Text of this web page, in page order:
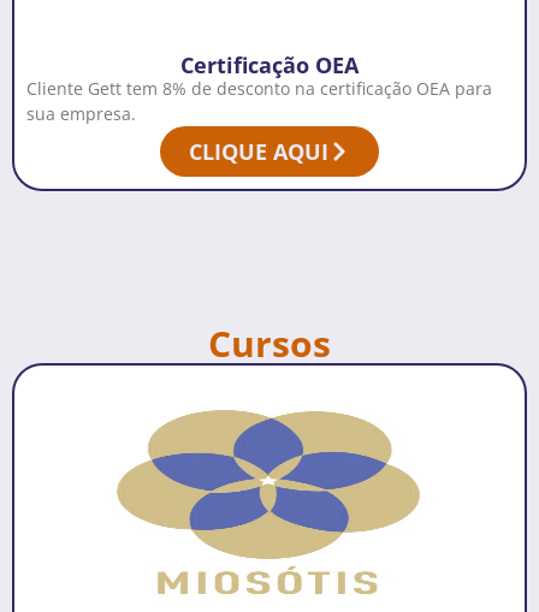
Certificação OEA
Cliente Gett tem 8% de desconto na certificação OEA para
sua empresa.
CLIQUE AQUI
Cursos